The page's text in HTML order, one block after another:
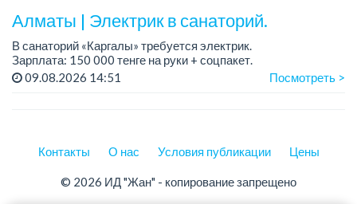
Алматы | Электрик в санаторий.
В санаторий «Каргалы» требуется электрик.
Зарплата: 150 000 тенге на руки + соцпакет.
График работы: 6/1, c 09.00 до 17.00; в субботу с 09.00 до
09.08.2026 14:51 Посмотреть >
Контакты О нас Условия публикации Цены
© 2026 ИД "Жан" - копирование запрещено